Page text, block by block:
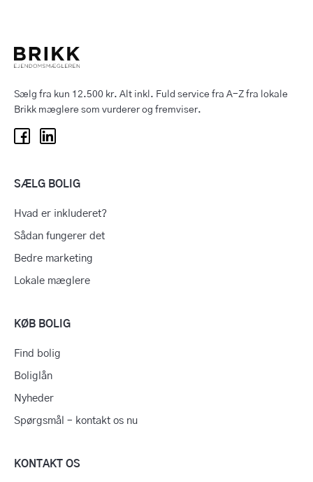
Sælg fra kun 12.500 kr. Alt inkl. Fuld service fra A-Z fra lokale
Brikk mæglere som vurderer og fremviser.
SÆLG BOLIG
Hvad er inkluderet?
Sådan fungerer det
Bedre marketing
Lokale mæglere
KØB BOLIG
Find bolig
Boliglån
Nyheder
Spørgsmål – kontakt os nu
KONTAKT OS